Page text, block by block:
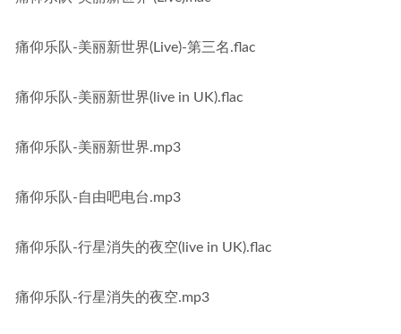
痛仰乐队-美丽新世界(Live)-第三名.flac
痛仰乐队-美丽新世界(live in UK).flac
痛仰乐队-美丽新世界.mp3
痛仰乐队-自由吧电台.mp3
痛仰乐队-行星消失的夜空(live in UK).flac
痛仰乐队-行星消失的夜空.mp3